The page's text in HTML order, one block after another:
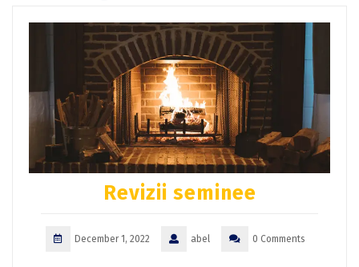
Revizii seminee
December 1, 2022 abel 0 Comments